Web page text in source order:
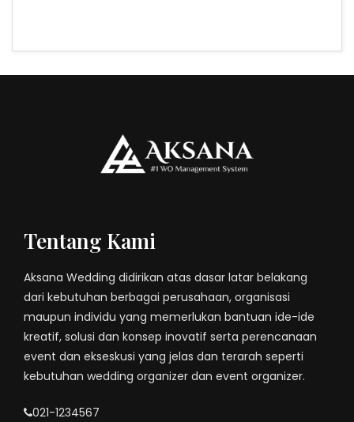
Tentang Kami
Aksana Wedding didirikan atas dasar latar belakang
dari kebutuhan berbagai perusahaan, organisasi
maupun individu yang memerlukan bantuan ide-ide
kreatif, solusi dan konsep inovatif serta perencanaan
event dan ekseskusi yang jelas dan terarah seperti
kebutuhan wedding organizer dan event organizer.
021-1234567